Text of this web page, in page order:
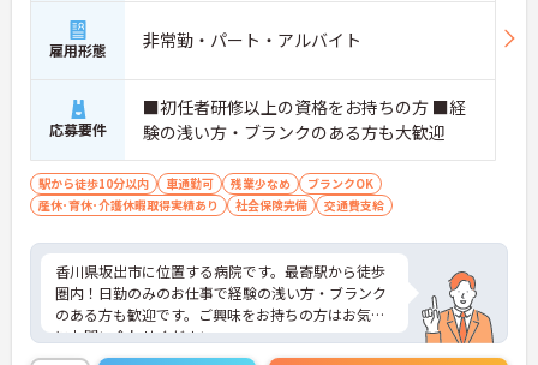
雇用形態 非常勤・パート・アルバイト
応募要件
■初任者研修以上の資格をお持ちの方 ■経
験の浅い方・ブランクのある方も大歓迎
駅から徒歩10分以内 車通勤可 残業少なめ
ブランクOK
産休･育休･介護休暇取得実績あり
社会保険完備 交通費支給
香川県坂出市に位置する病院です。最寄駅から徒歩
圏内！日勤のみのお仕事で経験の浅い方・ブランク
のある方も歓迎です。ご興味をお持ちの方はお気軽
にお問い合わせください。